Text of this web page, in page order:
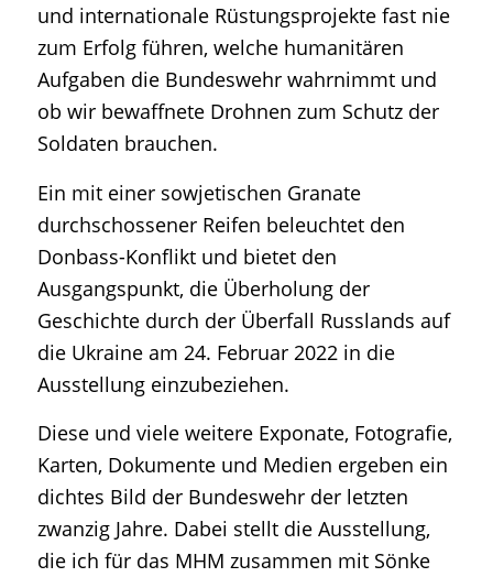
und internationale Rüstungsprojekte fast nie
zum Erfolg führen, welche humanitären
Aufgaben die Bundeswehr wahrnimmt und
ob wir bewaffnete Drohnen zum Schutz der
Soldaten brauchen.
Ein mit einer sowjetischen Granate
durchschossener Reifen beleuchtet den
Donbass-Konflikt und bietet den
Ausgangspunkt, die Überholung der
Geschichte durch der Überfall Russlands auf
die Ukraine am 24. Februar 2022 in die
Ausstellung einzubeziehen.
Diese und viele weitere Exponate, Fotografie,
Karten, Dokumente und Medien ergeben ein
dichtes Bild der Bundeswehr der letzten
zwanzig Jahre. Dabei stellt die Ausstellung,
die ich für das MHM zusammen mit Sönke